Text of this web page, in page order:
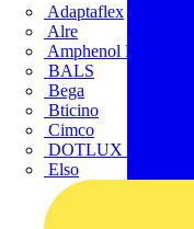
Adaptaflex
Alre
Amphenol FTG
BALS
Bega
Bticino
Cimco
DOTLUX GmbH
Elso